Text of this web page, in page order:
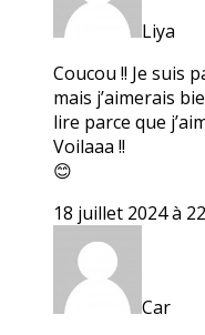
Liya
Coucou !! Je suis
mais j’aimerais
lire parce que
Voilaaa !!
😊
18 juillet 2024 à
Car